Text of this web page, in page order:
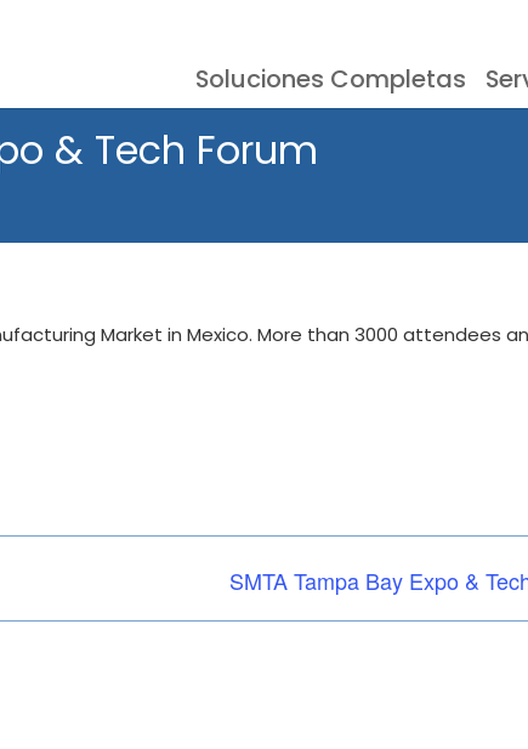
Soluciones Completas
SerigráficasDocumentación
Eventos
& Tech Forum
Market in Mexico. More than 3000 attendees
SMTA Tampa Bay Expo &